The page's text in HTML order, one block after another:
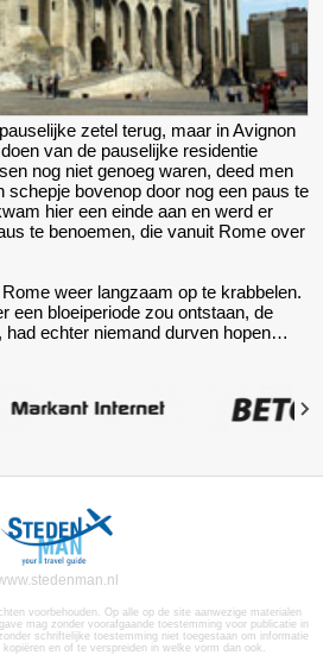
zetel terug, maar in Avignon
van de pauselijke residentie
nog niet genoeg waren, deed men
schepje bovenop door nog een paus te
hier een einde aan en werd er
te benoemen, die vanuit Rome over
weer langzaam op te krabbelen.
een bloeiperiode zou ontstaan, de
had echter niemand durven hopen…
voorbehouden. Op alle op de site aanwezige materialen
mag zonder voorafgaande toestemming voor publicatie in
schriftelijke toestemming niet toegestaan om informatie
en of te verspreiden in welke vorm dan ook.